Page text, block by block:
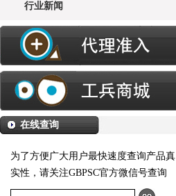
行业新闻
在线查询
为了方便广大用户最快速度查询产品真
实性，请关注GBPSC官方微信号查询